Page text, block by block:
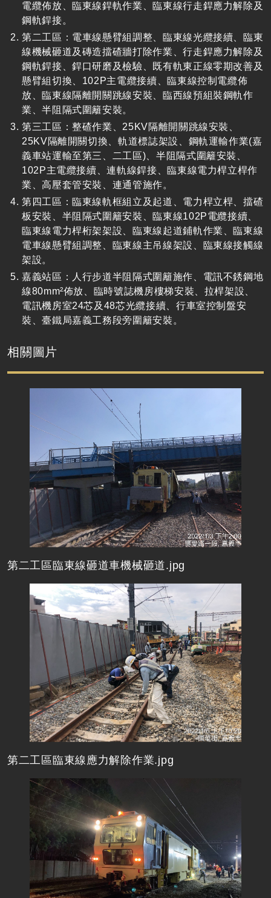
電纜佈放、臨東線銲軌作業、臨東線行走銲應力解除及
鋼軌銲接。
第二工區：電車線懸臂組調整、臨東線光纜接續、臨東
線機械砸道及磚造擋碴牆打除作業、行走銲應力解除及
鋼軌銲接、銲口研磨及檢驗、既有軌東正線零期改善及
懸臂組切換、 102P主電纜接續、臨東線控制電纜佈
放、臨東線隔離開關跳線安裝、臨西線預組裝鋼軌作
業、半阻隔式圍籬安裝。
第三工區：整碴作業、 25KV隔離開關跳線安裝、
25KV隔離開關切換、軌道標誌架設、鋼軌運輸作業(嘉
義車站運輸至第三、二工區) 、半阻隔式圍籬安裝、
102P主電纜接續、連軌線銲接、臨東線電力桿立桿作
業、高壓套管安裝、連通管施作。
第四工區：臨東線軌框組立及起道、電力桿立桿、擋碴
板安裝、半阻隔式圍籬安裝、臨東線102P電纜接續、
臨東線電力桿桁架架設、臨東線起道鋪軌作業、臨東線
電車線懸臂組調整、臨東線主吊線架設、臨東線接觸線
架設。
嘉義站區：人行步道半阻隔式圍籬施作、電訊不銹鋼地
線80mm²佈放、臨時號誌機房樓梯安裝、拉桿架設、
電訊機房室24芯及 48芯光纜接續、行車室控制盤安
裝、臺鐵局嘉義工務段旁圍籬安裝。
相關圖片
第二工區臨東線砸道車機械砸道.jpg
第二工區臨東線應力解除作業.jpg